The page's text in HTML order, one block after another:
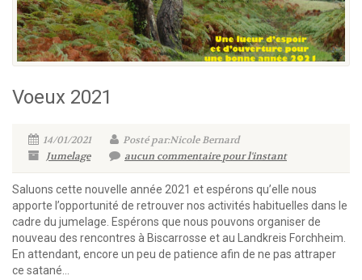
Voeux 2021
14/01/2021
Posté par:Nicole Bernard
Jumelage
aucun commentaire pour l'instant
Saluons cette nouvelle année 2021 et espérons qu’elle nous
apporte l’opportunité de retrouver nos activités habituelles dans le
cadre du jumelage. Espérons que nous pouvons organiser de
nouveau des rencontres à Biscarrosse et au Landkreis Forchheim.
En attendant, encore un peu de patience afin de ne pas attraper
ce satané...